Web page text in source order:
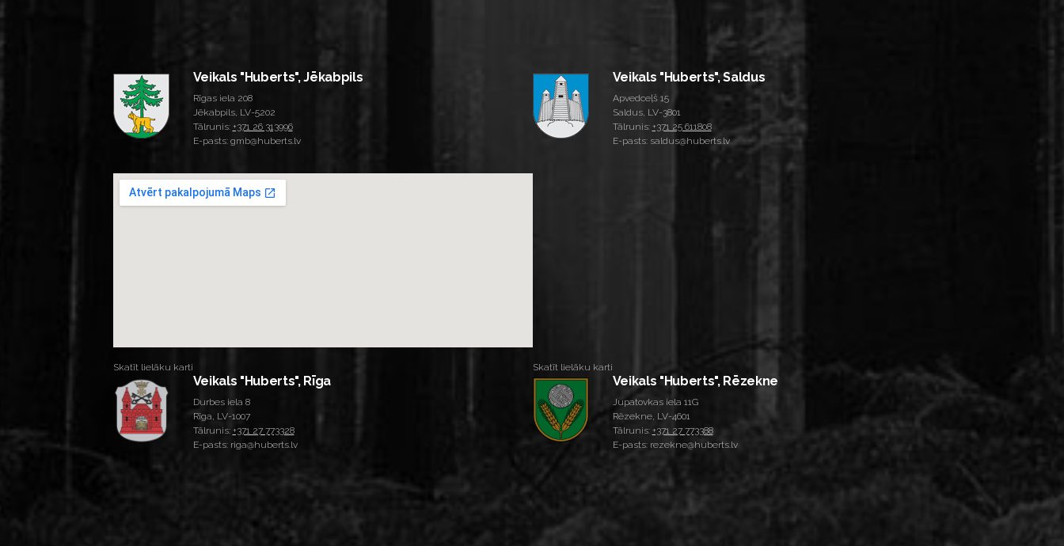
Veikals "Huberts", Jēkabpils
Rīgas iela 208
Jēkabpils, LV-5202
Tālrunis: +371 26 313996
E-pasts: gmb@huberts.lv
Skatīt lielāku karti
Veikals "Huberts", Saldus
Apvedceļš 15
Saldus, LV-3801
Tālrunis: +371 25 611808
E-pasts: saldus@huberts.lv
Skatīt lielāku karti
Veikals "Huberts", Rīga
Durbes iela 8
Rīga, LV-1007
Tālrunis: +371 27 773328
E-pasts: riga@huberts.lv
Veikals "Huberts", Rēzekne
Jupatovkas iela 11G
Rēzekne, LV-4601
Tālrunis: +371 27 773388
E-pasts: rezekne@huberts.lv